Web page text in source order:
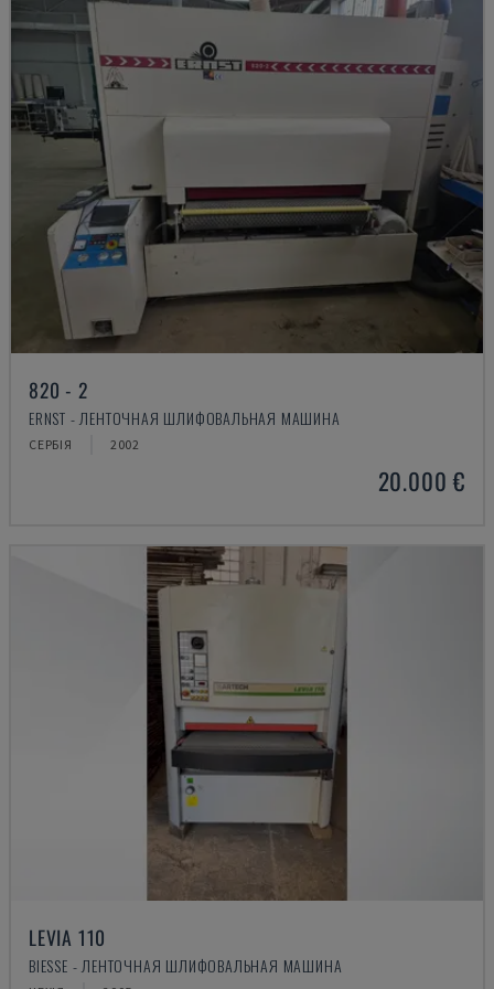
820 - 2
ERNST - ЛЕНТОЧНАЯ ШЛИФОВАЛЬНАЯ МАШИНА
СЕРБІЯ 2002
20.000 €
LEVIA 110
BIESSE - ЛЕНТОЧНАЯ ШЛИФОВАЛЬНАЯ МАШИНА